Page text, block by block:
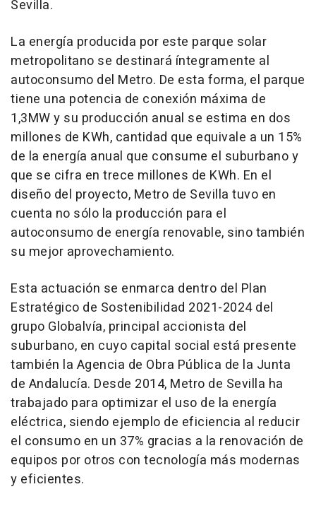
Sevilla.
La energía producida por este parque solar
metropolitano se destinará íntegramente al
autoconsumo del Metro. De esta forma, el parque
tiene una potencia de conexión máxima de
1,3MW y su producción anual se estima en dos
millones de KWh, cantidad que equivale a un 15%
de la energía anual que consume el suburbano y
que se cifra en trece millones de KWh. En el
diseño del proyecto, Metro de Sevilla tuvo en
cuenta no sólo la producción para el
autoconsumo de energía renovable, sino también
su mejor aprovechamiento.
Esta actuación se enmarca dentro del Plan
Estratégico de Sostenibilidad 2021-2024 del
grupo Globalvía, principal accionista del
suburbano, en cuyo capital social está presente
también la Agencia de Obra Pública de la Junta
de Andalucía. Desde 2014, Metro de Sevilla ha
trabajado para optimizar el uso de la energía
eléctrica, siendo ejemplo de eficiencia al reducir
el consumo en un 37% gracias a la renovación de
equipos por otros con tecnología más modernas
y eficientes.